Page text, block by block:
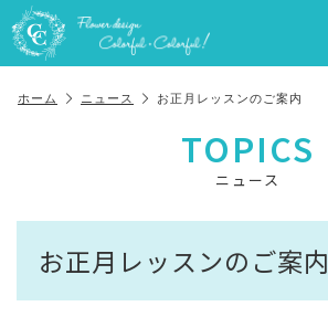
ホーム ニュース お正月レッスンのご案内
TOPICS
ニュース
お正月レッスンのご案内